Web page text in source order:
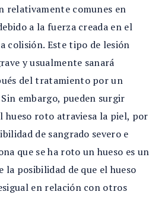
relativamente comunes en
a la fuerza creada en el
colisión. Este tipo de lesión
y usualmente sanará
del tratamiento por un
embargo, pueden surgir
hueso roto atraviesa la piel, por
de sangrado severo e
que se ha roto un hueso es un
la posibilidad de que el hueso
en relación con otros